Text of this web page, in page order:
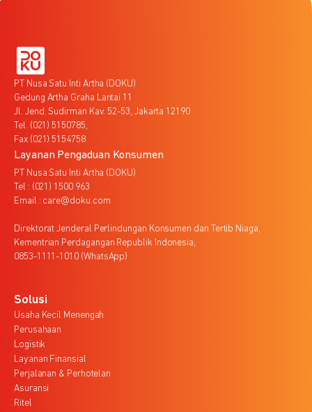
PT Nusa Satu Inti Artha (DOKU)
Gedung Artha Graha Lantai 11
Jl. Jend. Sudirman Kav. 52-53, Jakarta 12190
Tel. (021) 5150785,
Fax (021) 5154758
Layanan Pengaduan Konsumen
PT Nusa Satu Inti Artha (DOKU)
Tel : (021) 1500 963
Email : care@doku.com
Direktorat Jenderal Perlindungan Konsumen dan Tertib Niaga,
Kementrian Perdagangan Republik Indonesia,
0853-1111-1010 (WhatsApp)
Solusi
Usaha Kecil Menengah
Perusahaan
Logistik
Layanan Finansial
Perjalanan & Perhotelan
Asuransi
Ritel